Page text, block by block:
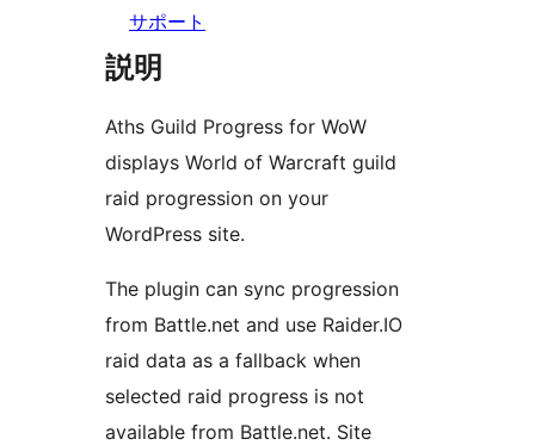
サポート
説明
Aths Guild Progress for WoW
displays World of Warcraft guild
raid progression on your
WordPress site.
The plugin can sync progression
from Battle.net and use Raider.IO
raid data as a fallback when
selected raid progress is not
available from Battle.net. Site